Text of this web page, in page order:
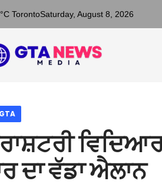
TorontoSaturday, August 8, 2026
ਦਾ ਵੱਡਾ ਐਲਾਨ